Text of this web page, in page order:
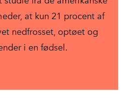
at kun 21 procent af
nedfrosset, optøet og
i en fødsel.